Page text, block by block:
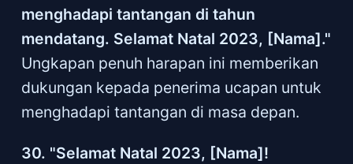
menghadapi tantangan di tahun
mendatang. Selamat Natal 2023, [Nama]."
Ungkapan penuh harapan ini memberikan
dukungan kepada penerima ucapan untuk
menghadapi tantangan di masa depan.
30. "Selamat Natal 2023, [Nama]!